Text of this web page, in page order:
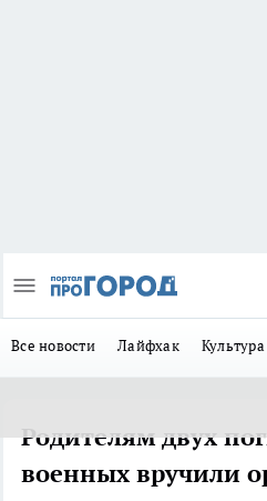
Все новости Лайфхак Культура
Родителям двух
военных вручили